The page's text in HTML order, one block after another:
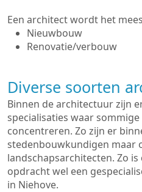
Een architect wordt het
Nieuwbouw
Renovatie/verbouw
Diverse soorten
Binnen de architectuur zijn
specialisaties waar
concentreren. Zo zijn er
stedenbouwkundigen maar
landschapsarchitecten. Zo
opdracht wel een
in Niehove.